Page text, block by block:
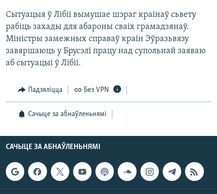
Сытуацыя ў Лібіі вымушае шэраг краінаў сьвету
рабіць захады для абароны сваіх грамадзянаў.
Міністры замежных справаў краін Эўразьвязу
завяршаюць у Брусэлі працу над супольнай заяваю
аб сытуацыі ў Лібіі.
Падзяліцца Без VPN
Сачыце за абнаўленьнямі
САЧЫЦЕ ЗА АБНАЎЛЕНЬНЯМІ